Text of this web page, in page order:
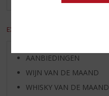
EXCL. BTW
AANBIEDINGEN
WIJN VAN DE MAAND
WHISKY VAN DE MAAND